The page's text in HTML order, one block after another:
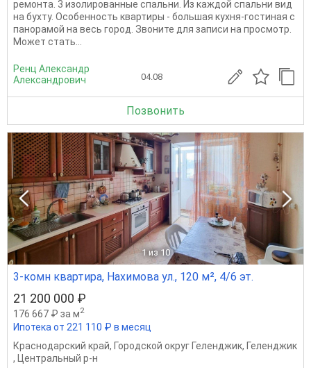
ремонта. 3 изолированные спальни. Из каждой спальни вид
на бухту. Особенность квартиры - большая кухня-гостиная с
панорамой на весь город. Звоните для записи на просмотр.
Может стать...
Ренц Александр
Александрович
04.08
Позвонить
1 из 10
3-комн квартира, Нахимова ул., 120 м², 4/6 эт.
21 200 000 ₽
176 667 ₽ за м2
Ипотека от 221 110 ₽ в месяц
Краснодарский край, Городской округ Геленджик, Геленджик
, Центральный р-н